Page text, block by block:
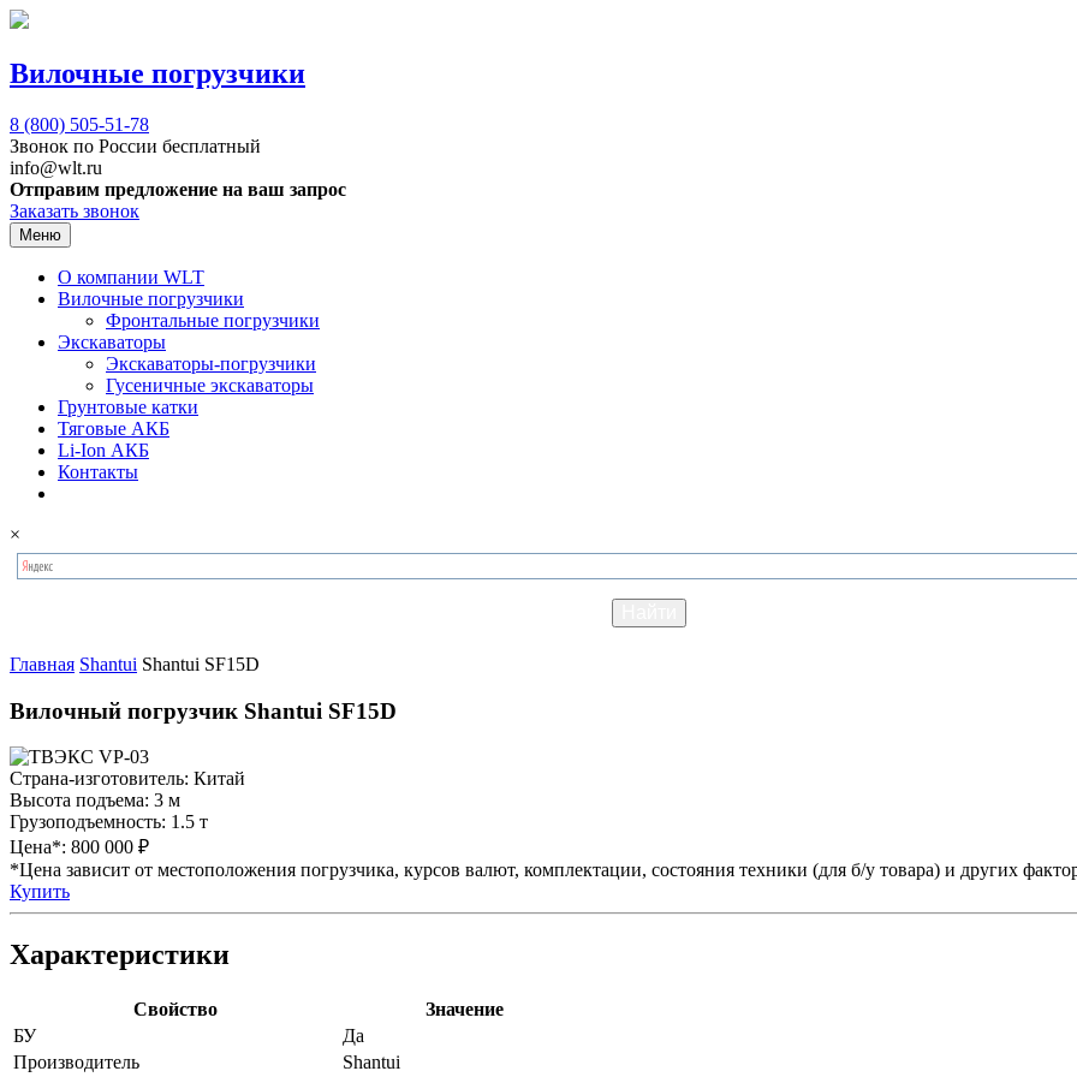
Вилочные погрузчики
8 (800) 505-51-78
Звонок по России бесплатный
info@wlt.ru
Отправим предложение на ваш запрос
Заказать звонок
Меню
О компании WLT
Вилочные погрузчики
Фронтальные погрузчики
Экскаваторы
Экскаваторы-погрузчики
Гусеничные экскаваторы
Грунтовые катки
Тяговые АКБ
Li-Ion АКБ
Контакты
×
Главная Shantui Shantui SF15D
Вилочный погрузчик Shantui SF15D
Страна-изготовитель: Китай
Высота подъема: 3 м
Грузоподъемность: 1.5 т
Цена*: 800 000 ₽
*Цена зависит от местоположения погрузчика, курсов валют, комплектации, состояния техники (для б/у товара) и других
Купить
Характеристики
Свойство
Значение
БУ
Да
Производитель
Shantui